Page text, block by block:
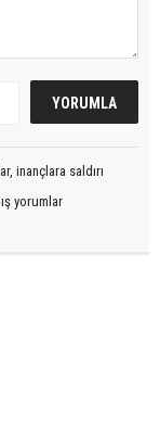
inançlara saldırı
yorumlar